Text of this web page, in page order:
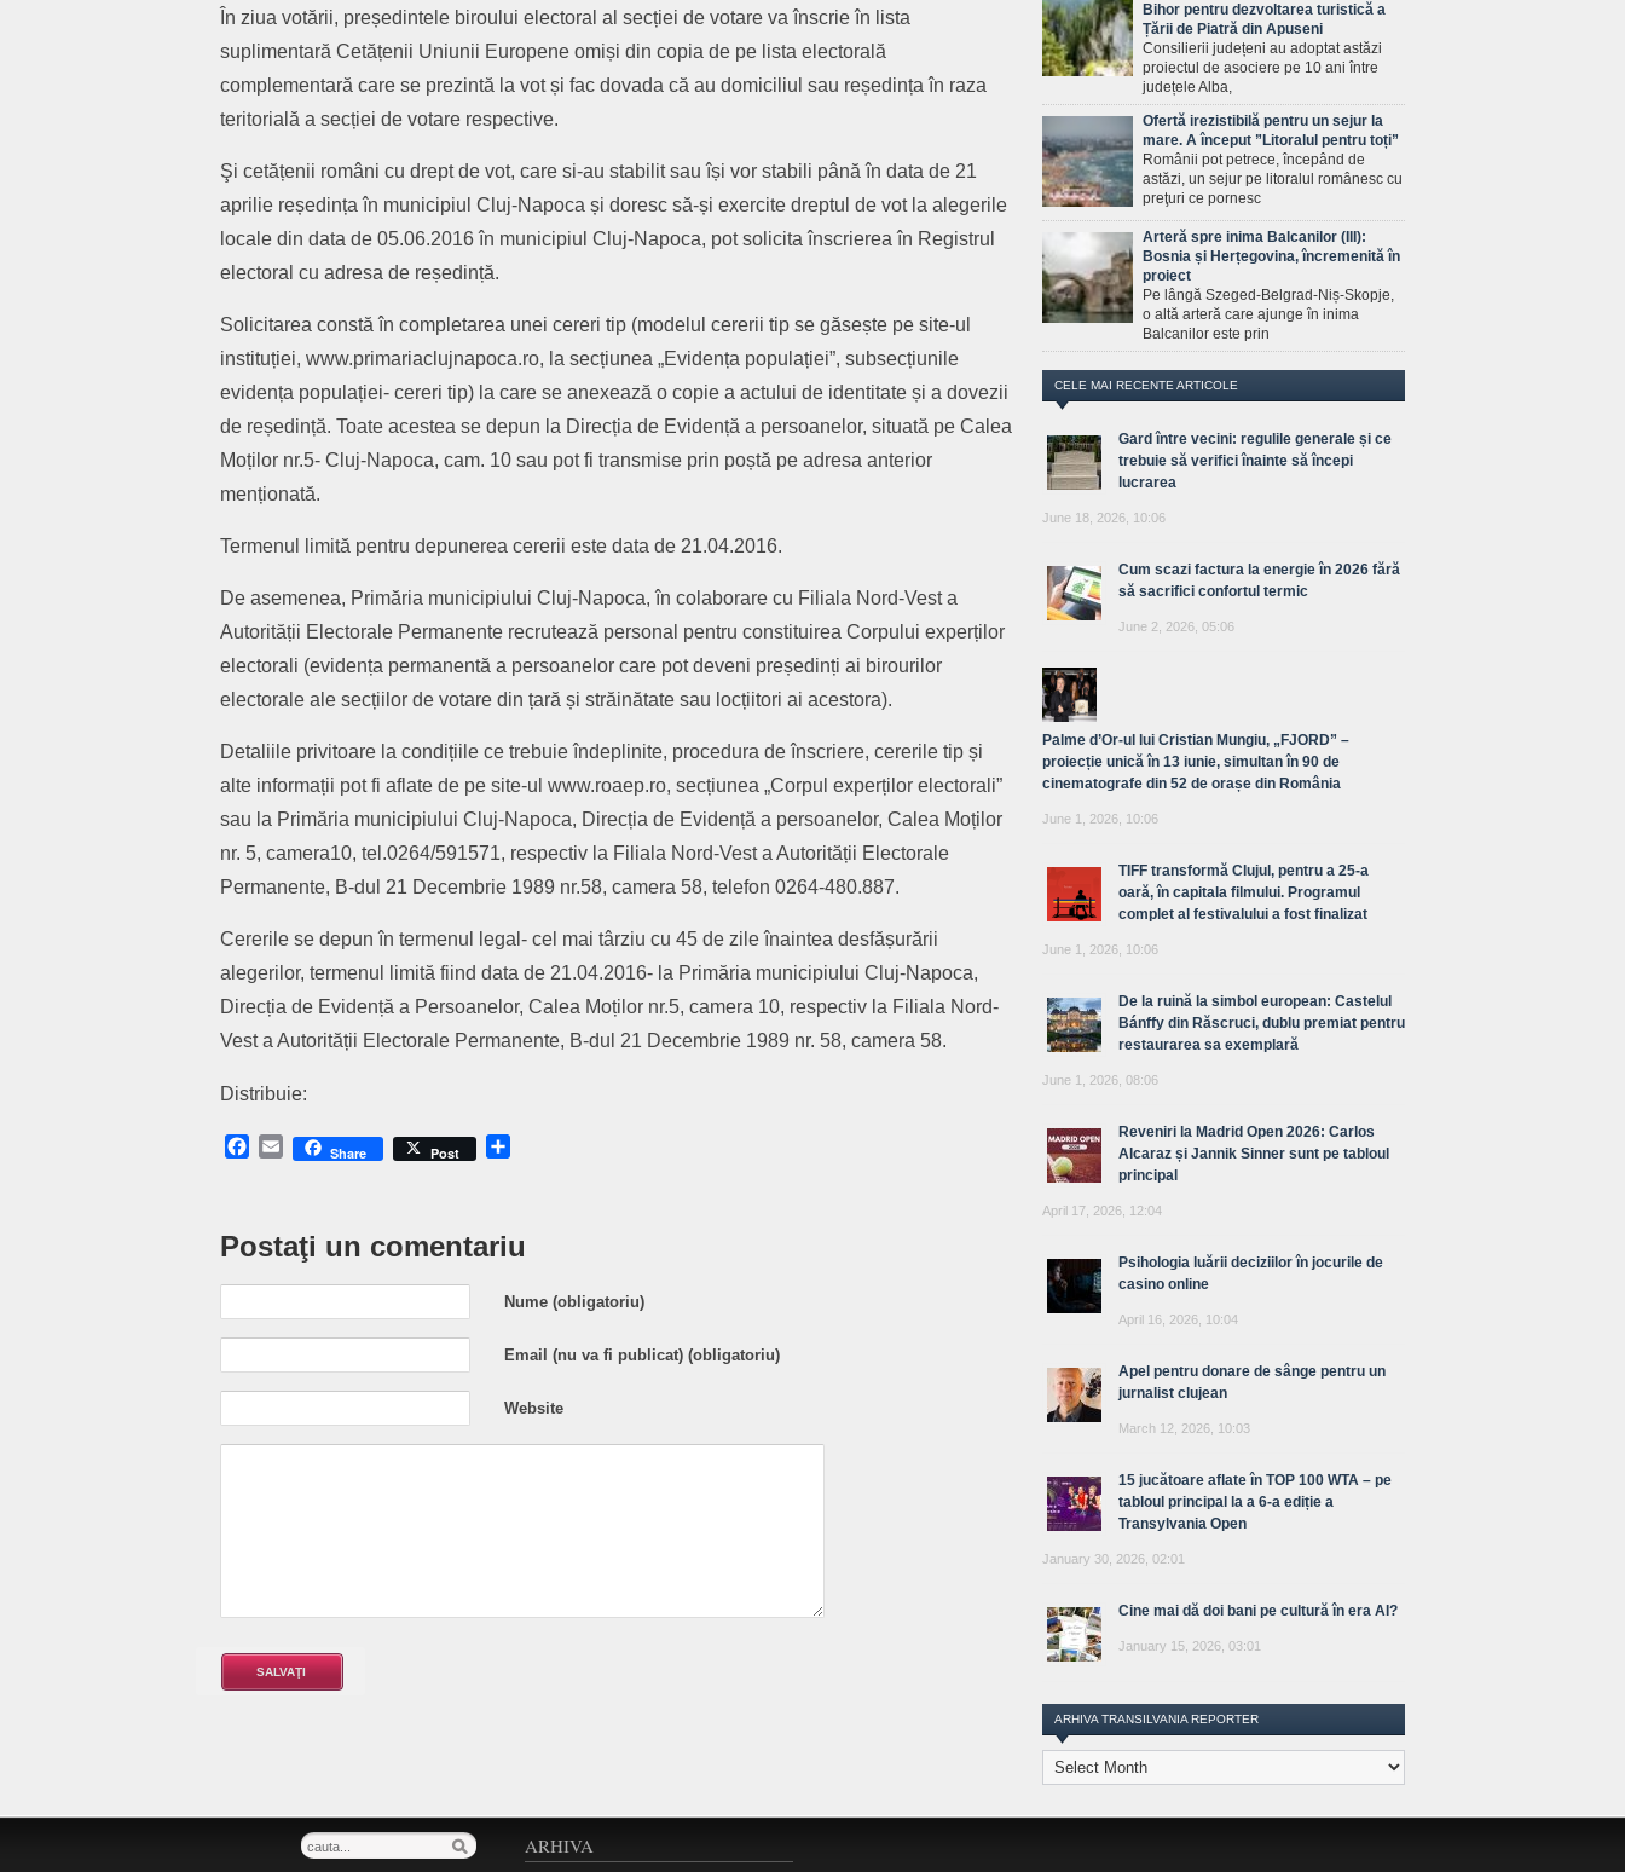
În ziua votării, președintele biroului electoral al secției de votare va înscrie în lista
suplimentară Cetățenii Uniunii Europene omiși din copia de pe lista electorală
complementară care se prezintă la vot și fac dovada că au domiciliul sau reședința în raza
teritorială a secției de votare respective.
Şi cetățenii români cu drept de vot, care si-au stabilit sau își vor stabili până în data de 21
aprilie reședința în municipiul Cluj-Napoca și doresc să-și exercite dreptul de vot la alegerile
locale din data de 05.06.2016 în municipiul Cluj-Napoca, pot solicita înscrierea în Registrul
electoral cu adresa de reședință.
Solicitarea constă în completarea unei cereri tip (modelul cererii tip se găsește pe site-ul
instituției, www.primariaclujnapoca.ro, la secțiunea „Evidența populației”, subsecțiunile
evidența populației- cereri tip) la care se anexează o copie a actului de identitate și a dovezii
de reședință. Toate acestea se depun la Direcția de Evidență a persoanelor, situată pe Calea
Moților nr.5- Cluj-Napoca, cam. 10 sau pot fi transmise prin poștă pe adresa anterior
menționată.
Termenul limită pentru depunerea cererii este data de 21.04.2016.
De asemenea, Primăria municipiului Cluj-Napoca, în colaborare cu Filiala Nord-Vest a
Autorității Electorale Permanente recrutează personal pentru constituirea Corpului experților
electorali (evidența permanentă a persoanelor care pot deveni președinți ai birourilor
electorale ale secțiilor de votare din țară și străinătate sau locțiitori ai acestora).
Detaliile privitoare la condițiile ce trebuie îndeplinite, procedura de înscriere, cererile tip și
alte informații pot fi aflate de pe site-ul www.roaep.ro, secțiunea „Corpul experților electorali”
sau la Primăria municipiului Cluj-Napoca, Direcția de Evidență a persoanelor, Calea Moților
nr. 5, camera10, tel.0264/591571, respectiv la Filiala Nord-Vest a Autorității Electorale
Permanente, B-dul 21 Decembrie 1989 nr.58, camera 58, telefon 0264-480.887.
Cererile se depun în termenul legal- cel mai târziu cu 45 de zile înaintea desfășurării
alegerilor, termenul limită fiind data de 21.04.2016- la Primăria municipiului Cluj-Napoca,
Direcția de Evidență a Persoanelor, Calea Moților nr.5, camera 10, respectiv la Filiala Nord-
Vest a Autorității Electorale Permanente, B-dul 21 Decembrie 1989 nr. 58, camera 58.
Distribuie:
Facebook
EmailShare Post
Postaţi un comentariu
Nume (obligatoriu)
Email (nu va fi publicat) (obligatoriu)
Website
Bihor pentru dezvoltarea turistică a
Țării de Piatră din Apuseni
Consilierii județeni au adoptat astăzi
proiectul de asociere pe 10 ani între
județele Alba,
Ofertă irezistibilă pentru un sejur la
mare. A început ”Litoralul pentru toți”
Românii pot petrece, începând de
astăzi, un sejur pe litoralul românesc cu
preţuri ce pornesc
Arteră spre inima Balcanilor (III):
Bosnia și Herțegovina, încremenită în
proiect
Pe lângă Szeged-Belgrad-Niș-Skopje,
o altă arteră care ajunge în inima
Balcanilor este prin
CELE MAI RECENTE ARTICOLE
Gard între vecini: regulile generale și ce
trebuie să verifici înainte să începi
lucrarea
June 18, 2026, 10:06
Cum scazi factura la energie în 2026 fără
să sacrifici confortul termic
June 2, 2026, 05:06
Palme d’Or-ul lui Cristian Mungiu, „FJORD” –
proiecție unică în 13 iunie, simultan în 90 de
cinematografe din 52 de orașe din România
June 1, 2026, 10:06
TIFF transformă Clujul, pentru a 25-a
oară, în capitala filmului. Programul
complet al festivalului a fost finalizat
June 1, 2026, 10:06
De la ruină la simbol european: Castelul
Bánffy din Răscruci, dublu premiat pentru
restaurarea sa exemplară
June 1, 2026, 08:06
Reveniri la Madrid Open 2026: Carlos
Alcaraz și Jannik Sinner sunt pe tabloul
principal
April 17, 2026, 12:04
Psihologia luării deciziilor în jocurile de
casino online
April 16, 2026, 10:04
Apel pentru donare de sânge pentru un
jurnalist clujean
March 12, 2026, 10:03
15 jucătoare aflate în TOP 100 WTA – pe
tabloul principal la a 6-a ediție a
Transylvania Open
January 30, 2026, 02:01
Cine mai dă doi bani pe cultură în era AI?
January 15, 2026, 03:01
ARHIVA TRANSILVANIA REPORTER
Arhiva
Transilvania
ARHIVA